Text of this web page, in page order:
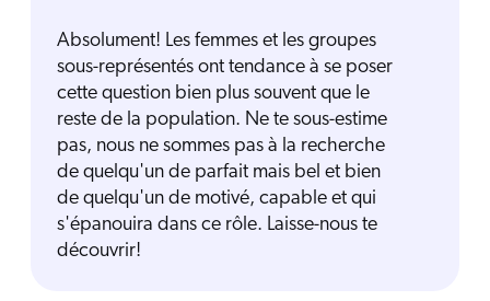
Absolument! Les femmes et les groupes
sous-représentés ont tendance à se poser
cette question bien plus souvent que le
reste de la population. Ne te sous-estime
pas, nous ne sommes pas à la recherche
de quelqu'un de parfait mais bel et bien
de quelqu'un de motivé, capable et qui
s'épanouira dans ce rôle. Laisse-nous te
découvrir!